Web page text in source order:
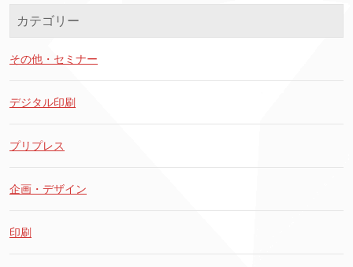
カテゴリー
その他・セミナー
デジタル印刷
プリプレス
企画・デザイン
印刷